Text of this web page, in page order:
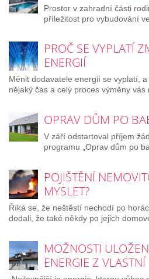
Prostor v zahradní části
příležitost pro vybudování
PROČ SE VYPLATÍ
ENERGIÍ
Měnit dodavatele energií se vyplatí,
nějaký čas a celý proces výměny vás
OPRAV DŮM PO
V září odstartoval příjem
programu „Oprav dům po
POJIŠTĚNÍ
MYSLET?
Říká se, že neštěstí nechodí po
dodali, že také někdy po jejich
MOŽNOSTI
ENERGIE Z